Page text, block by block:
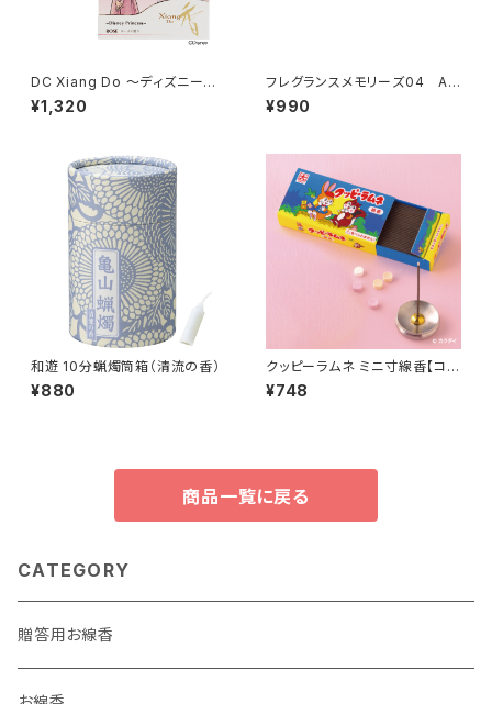
DC Xiang Do ～ディズニープ
リンセス～ローズの香り
¥1,320
フレグランスメモリーズ04 AF
TER SIESTA
¥990
和遊 10分蝋燭筒箱（清流の香）
¥880
クッピーラムネ ミニ寸線香【コラ
ボ商品】
¥748
商品一覧に戻る
CATEGORY
贈答用お線香